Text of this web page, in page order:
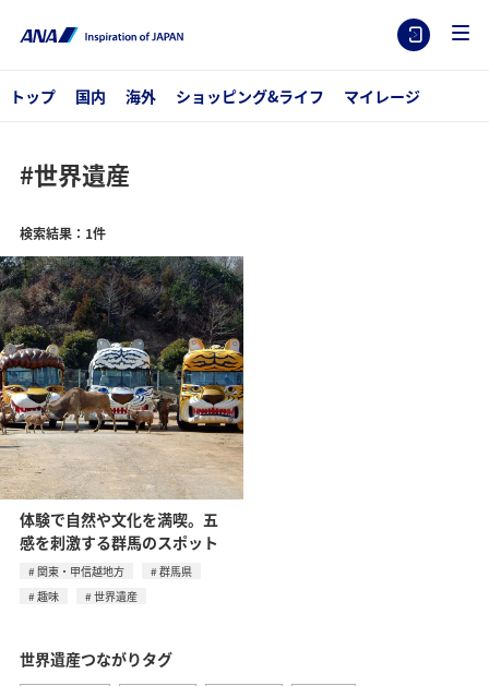
トップ 国内 海外 ショッピング&ライフ マイレージ
#世界遺産
検索結果：1件
体験で自然や文化を満喫。五
感を刺激する群馬のスポット
関東・甲信越地方
群馬県
趣味
世界遺産
世界遺産つながりタグ